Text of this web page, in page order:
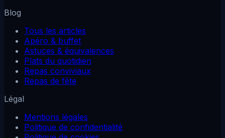
Blog
Tous les articles
Apéro & buffet
Astuces & équivalences
Plats du quotidien
Repas conviviaux
Repas de fête
Légal
Mentions légales
Politique de confidentialité